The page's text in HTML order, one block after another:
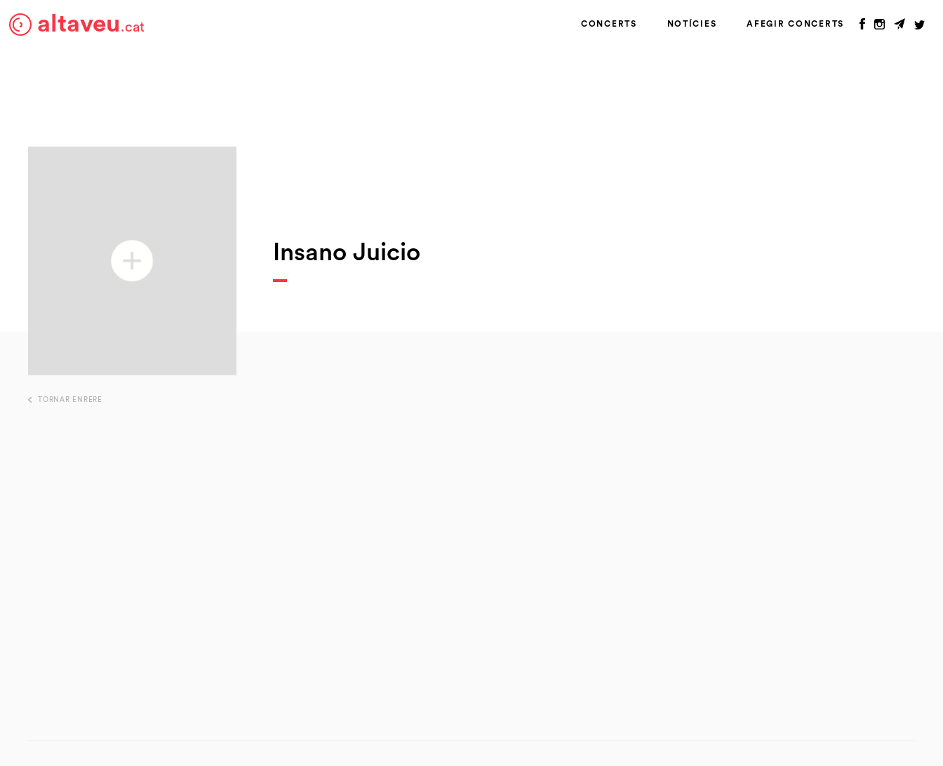
altaveu.cat CONCERTS NOTÍCIES AFEGIR CONCERTS
Insano Juicio
TORNAR ENRERE